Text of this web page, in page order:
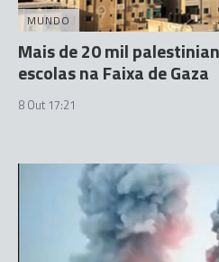
MUNDO
Mais de 20 mil
escolas na Faixa de Gaza
8 Out 17:21